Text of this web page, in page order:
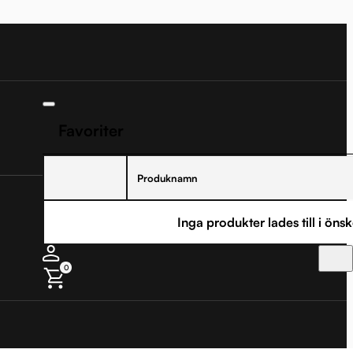
Produknamn
Inga produkter lades till i
0